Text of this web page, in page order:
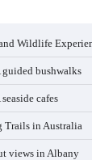
Wildlife
bushwalks
cafes
Trails in Australia
views in Albany